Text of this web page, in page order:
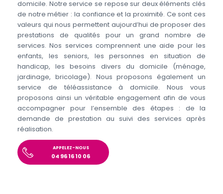
domicile. Notre service se repose sur deux éléments clés
de notre métier : la confiance et la proximité. Ce sont ces
valeurs qui nous permettent aujourd’hui de proposer des
prestations de qualités pour un grand nombre de
services. Nos services comprennent une aide pour les
enfants, les seniors, les personnes en situation de
handicap, les besoins divers du domicile (ménage,
jardinage, bricolage). Nous proposons également un
service de téléassistance à domicile. Nous vous
proposons ainsi un véritable engagement afin de vous
accompagner pour l’ensemble des étapes : de la
demande de prestation au suivi des services après
réalisation.
APPELEZ-NOUS
04 96 16 10 06